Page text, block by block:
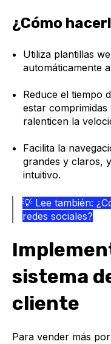
¿Cómo
Utiliza plantillas
automáticamente
Reduce el tiempo
estar
ralenticen la
Facilita la
grandes y claros,
intuitivo.
💡 Lee también:
redes sociales?
sistema
cliente
Para vender más